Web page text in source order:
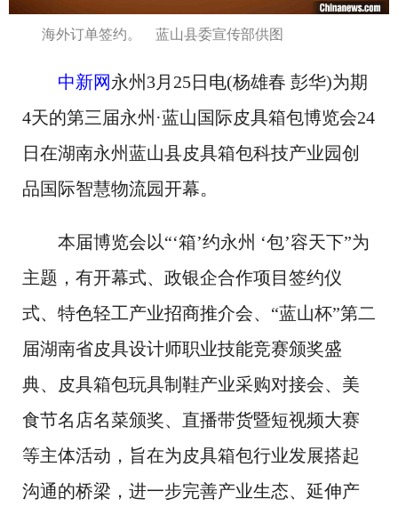
海外订单签约。 蓝山县委宣传部供图
中新网永州3月25日电(杨雄春 彭华)为期
4天的第三届永州·蓝山国际皮具箱包博览会24
日在湖南永州蓝山县皮具箱包科技产业园创
品国际智慧物流园开幕。
本届博览会以“‘箱’约永州 ‘包’容天下”为
主题，有开幕式、政银企合作项目签约仪
式、特色轻工产业招商推介会、“蓝山杯”第二
届湖南省皮具设计师职业技能竞赛颁奖盛
典、皮具箱包玩具制鞋产业采购对接会、美
食节名店名菜颁奖、直播带货暨短视频大赛
等主体活动，旨在为皮具箱包行业发展搭起
沟通的桥梁，进一步完善产业生态、延伸产